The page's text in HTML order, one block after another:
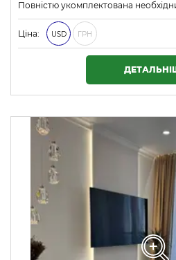
Повністю укомплектована
Ціна: USD ГРН